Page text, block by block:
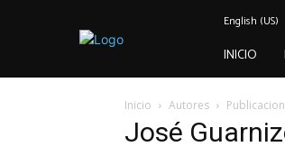
English (US)
INICIO
Inicio Autores
José